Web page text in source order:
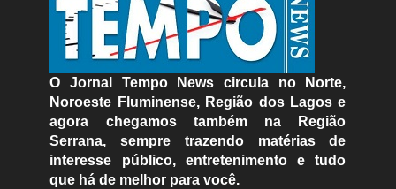
O Jornal Tempo News circula no Norte,
Noroeste Fluminense, Região dos Lagos e
agora chegamos também na Região
Serrana, sempre trazendo matérias de
interesse público, entretenimento e tudo
que há de melhor para você.